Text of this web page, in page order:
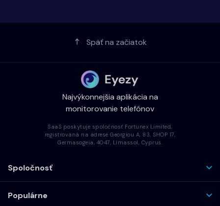
Späť na začiatok
Najvýkonnejšia aplikácia na
monitorovanie telefónov
SaaS poskytuje spoločnosť Fortunex Limited,
registrovaná na adrese Georgiou A, 83, SHOP 17,
Germasogeia, 4047, Limassol, Cyprus.
Spoločnosť
Populárne